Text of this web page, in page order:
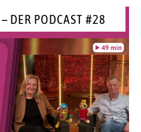
DER PODCAST #28